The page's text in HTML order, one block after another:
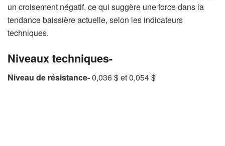
un croisement négatif, ce qui suggère une force dans la
tendance baissière actuelle, selon les indicateurs
techniques.
Niveaux techniques-
Niveau de résistance-0,036 $ et 0,054 $